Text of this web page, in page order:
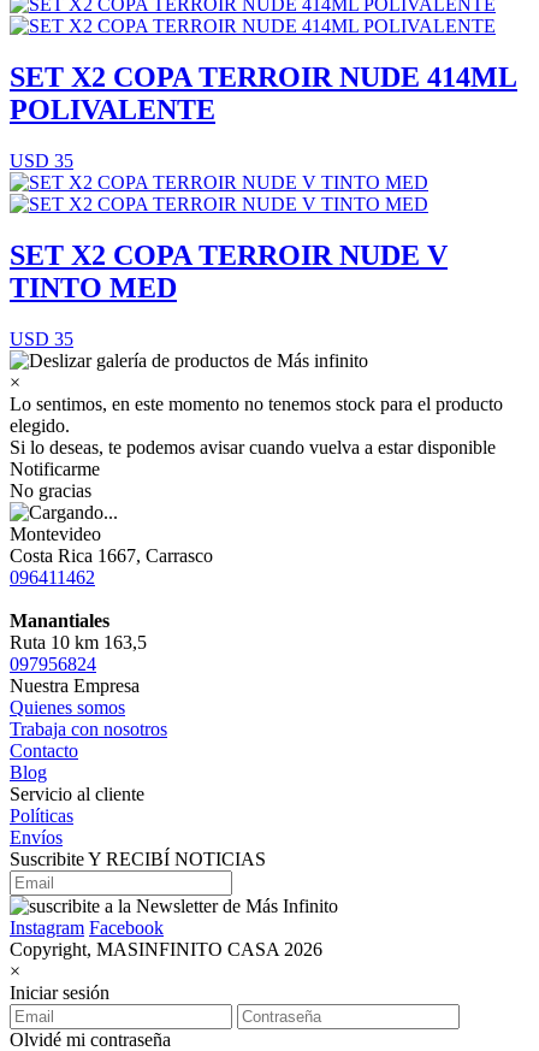
SET X2 COPA TERROIR NUDE 414ML
POLIVALENTE
USD 35
SET X2 COPA TERROIR NUDE V
TINTO MED
USD 35
×
Lo sentimos, en este momento no tenemos stock para el producto
elegido.
Si lo deseas, te podemos avisar cuando vuelva a estar disponible
Notificarme
No gracias
Montevideo
Costa Rica 1667, Carrasco
096411462
Manantiales
Ruta 10 km 163,5
097956824
Nuestra Empresa
Quienes somos
Trabaja con nosotros
Contacto
Blog
Servicio al cliente
Políticas
Envíos
Suscribite Y RECIBÍ NOTICIAS
Instagram Facebook
Copyright, MASINFINITO CASA 2026
×
Iniciar sesión
Olvidé mi contraseña